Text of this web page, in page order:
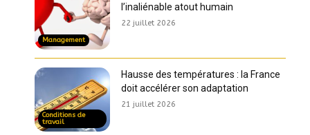
Management
l’inaliénable atout humain
22 juillet 2026
Conditions de
travail
Hausse des températures : la France
doit accélérer son adaptation
21 juillet 2026